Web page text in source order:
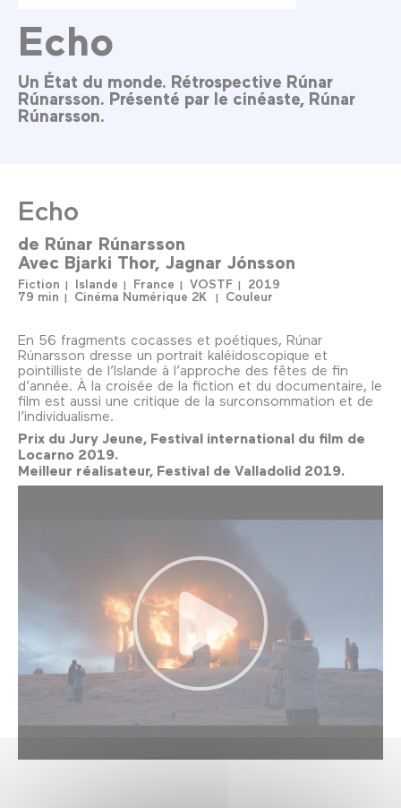
Echo
Un État du monde. Rétrospective Rúnar
Rúnarsson. Présenté par le cinéaste, Rúnar
Rúnarsson.
Echo
de Rúnar Rúnarsson
Avec Bjarki Thor Jagnar Jónsson
Fiction Islande France VOSTF
2019
79 min
Cinéma Numérique 2K Couleur
En 56 fragments cocasses et poétiques, Rúnar
Rúnarsson dresse un portrait kaléidoscopique et
pointilliste de l’Islande à l’approche des fêtes de fin
d’année. À la croisée de la fiction et du documentaire, le
film est aussi une critique de la surconsommation et de
l’individualisme.
Prix du Jury Jeune, Festival international du film de
Locarno 2019.
Meilleur réalisateur, Festival de Valladolid 2019.